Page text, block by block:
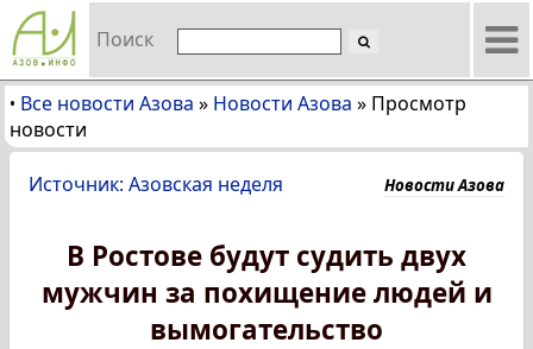
Поиск
• Все новости Азова » Новости Азова » Просмотр
новости
Источник: Азовская неделя Новости Азова
В Ростове будут судить двух
мужчин за похищение людей и
вымогательство